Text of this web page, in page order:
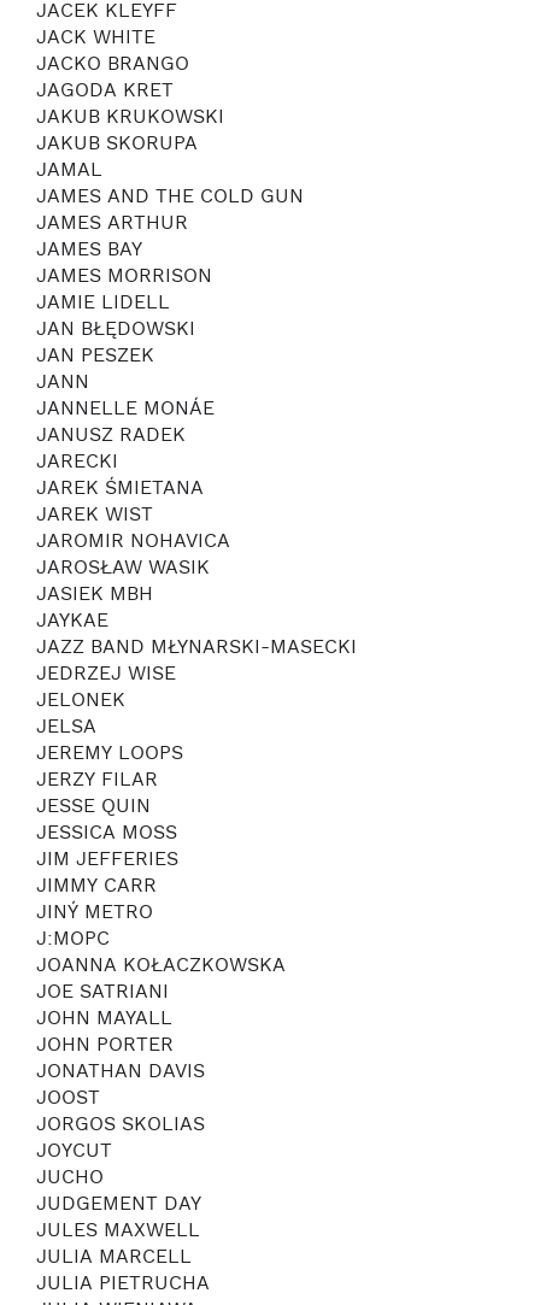
JACEK KLEYFF
JACK WHITE
JACKO BRANGO
JAGODA KRET
JAKUB KRUKOWSKI
JAKUB SKORUPA
JAMAL
JAMES AND THE COLD GUN
JAMES ARTHUR
JAMES BAY
JAMES MORRISON
JAMIE LIDELL
JAN BŁĘDOWSKI
JAN PESZEK
JANN
JANNELLE MONÁE
JANUSZ RADEK
JARECKI
JAREK ŚMIETANA
JAREK WIST
JAROMIR NOHAVICA
JAROSŁAW WASIK
JASIEK MBH
JAYKAE
JAZZ BAND MŁYNARSKI-MASECKI
JEDRZEJ WISE
JELONEK
JELSA
JEREMY LOOPS
JERZY FILAR
JESSE QUIN
JESSICA MOSS
JIM JEFFERIES
JIMMY CARR
JINÝ METRO
J:MOPC
JOANNA KOŁACZKOWSKA
JOE SATRIANI
JOHN MAYALL
JOHN PORTER
JONATHAN DAVIS
JOOST
JORGOS SKOLIAS
JOYCUT
JUCHO
JUDGEMENT DAY
JULES MAXWELL
JULIA MARCELL
JULIA PIETRUCHA